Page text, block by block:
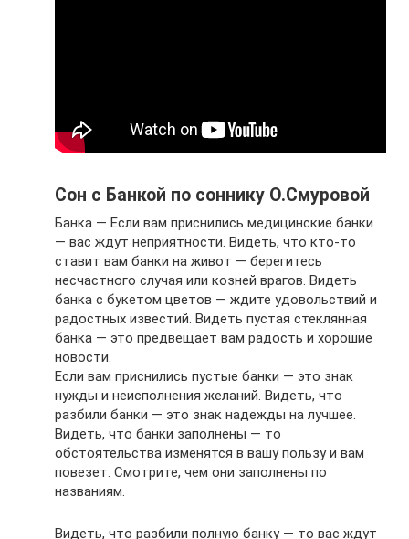
Сон с Банкой по соннику О.Смуровой
Банка — Если вам приснились медицинские банки
— вас ждут неприятности. Видеть, что кто-то
ставит вам банки на живот — берегитесь
несчастного случая или козней врагов. Видеть
банка с букетом цветов — ждите удовольствий и
радостных известий. Видеть пустая стеклянная
банка — это предвещает вам радость и хорошие
новости.
Если вам приснились пустые банки — это знак
нужды и неисполнения желаний. Видеть, что
разбили банки — это знак надежды на лучшее.
Видеть, что банки заполнены — то
обстоятельства изменятся в вашу пользу и вам
повезет. Смотрите, чем они заполнены по
названиям.
Видеть, что разбили полную банку — то вас ждут